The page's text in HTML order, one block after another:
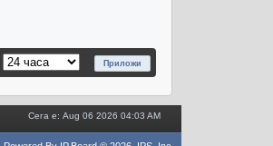
Сега е: Aug 06 2026 04:03 AM